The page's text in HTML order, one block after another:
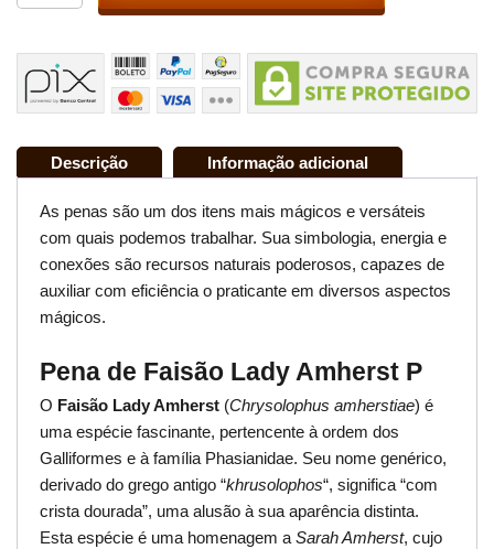
Descrição Informação adicional
As penas são um dos itens mais mágicos e versáteis
com quais podemos trabalhar. Sua simbologia, energia e
conexões são recursos naturais poderosos, capazes de
auxiliar com eficiência o praticante em diversos aspectos
mágicos.
Pena de Faisão Lady Amherst P
O Faisão Lady Amherst (Chrysolophus amherstiae) é
uma espécie fascinante, pertencente à ordem dos
Galliformes e à família Phasianidae. Seu nome genérico,
derivado do grego antigo “khrusolophos“, significa “com
crista dourada”, uma alusão à sua aparência distinta.
Esta espécie é uma homenagem aSarah Amherst, cujo